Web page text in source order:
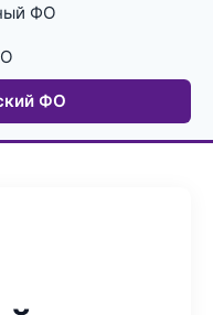
ФО
ФО